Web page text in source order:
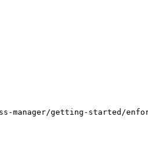
manager/getting-started/